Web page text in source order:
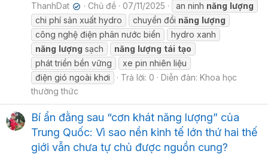
ThanhDat ✔ Chủ đề 07/11/2025 an ninh năng lượng
chi phí sản xuất hydro
chuyển đổi năng lượng
công nghệ điện phân nước biển
hydro xanh
năng lượng sạch năng lượng tái tạo
phát triển bền vững
xe pin nhiên liệu
điện gió ngoài khơi
Trả lời: 0 Diễn đàn: Khoa học
thường thức
Bí ẩn đằng sau “cơn khát năng lượng” của
Trung Quốc: Vì sao nền kinh tế lớn thứ hai thế
giới vẫn chưa tự chủ được nguồn cung?